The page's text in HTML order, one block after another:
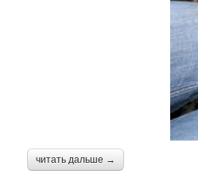
читать дальше →